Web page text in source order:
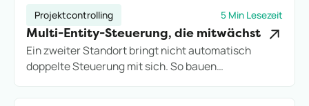
Projektcontrolling 5 Min Lesezeit
Multi-Entity-Steuerung, die mitwächst
Ein zweiter Standort bringt nicht automatisch
doppelte Steuerung mit sich. So bauen
die Wachstum trägt, statt es an Excel-Grenzen